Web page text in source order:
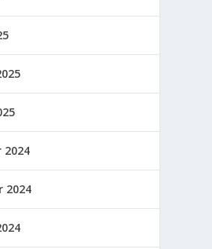
2024
2024